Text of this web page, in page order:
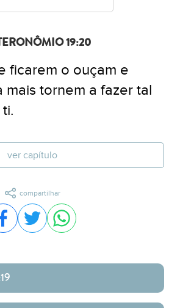
19:20
ficarem o ouçam e
mais tornem a fazer tal
ver capítulo
compartilhar
Compartilhar no Facebook
Compartilhar no Twitter
Compartilhar no